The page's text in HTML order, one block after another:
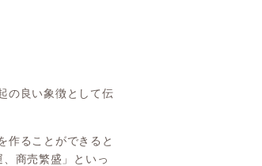
の良い象徴として伝
作ることができると
商売繁盛」といっ